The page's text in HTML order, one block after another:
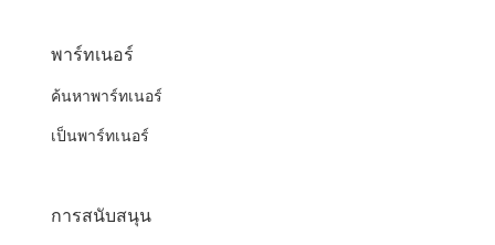
พาร์ทเนอร์
ค้นหาพาร์ทเนอร์
เป็นพาร์ทเนอร์
การสนับสนุน